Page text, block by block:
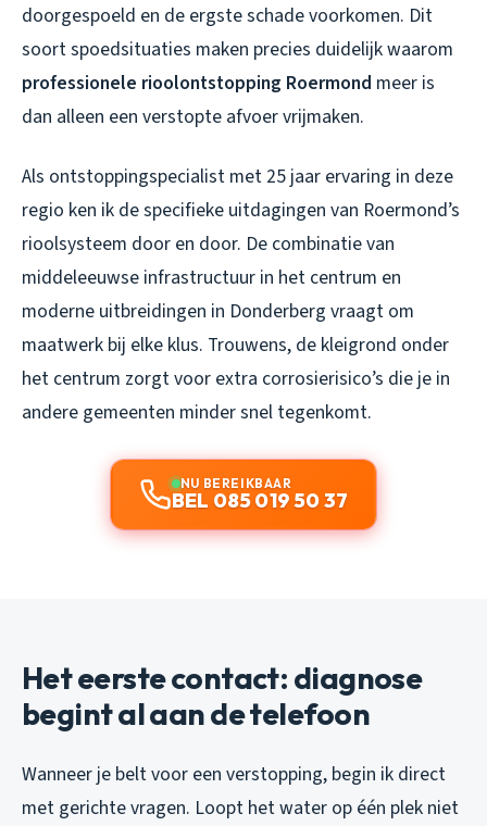
doorgespoeld en de ergste schade voorkomen. Dit
soort spoedsituaties maken precies duidelijk waarom
professionele rioolontstopping Roermond meer is
dan alleen een verstopte afvoer vrijmaken.
Als ontstoppingspecialist met 25 jaar ervaring in deze
regio ken ik de specifieke uitdagingen van Roermond’s
rioolsysteem door en door. De combinatie van
middeleeuwse infrastructuur in het centrum en
moderne uitbreidingen in Donderberg vraagt om
maatwerk bij elke klus. Trouwens, de kleigrond onder
het centrum zorgt voor extra corrosierisico’s die je in
andere gemeenten minder snel tegenkomt.
NU BEREIKBAAR
BEL 085 019 50 37
Het eerste contact: diagnose
begint al aan de telefoon
Wanneer je belt voor een verstopping, begin ik direct
met gerichte vragen. Loopt het water op één plek niet